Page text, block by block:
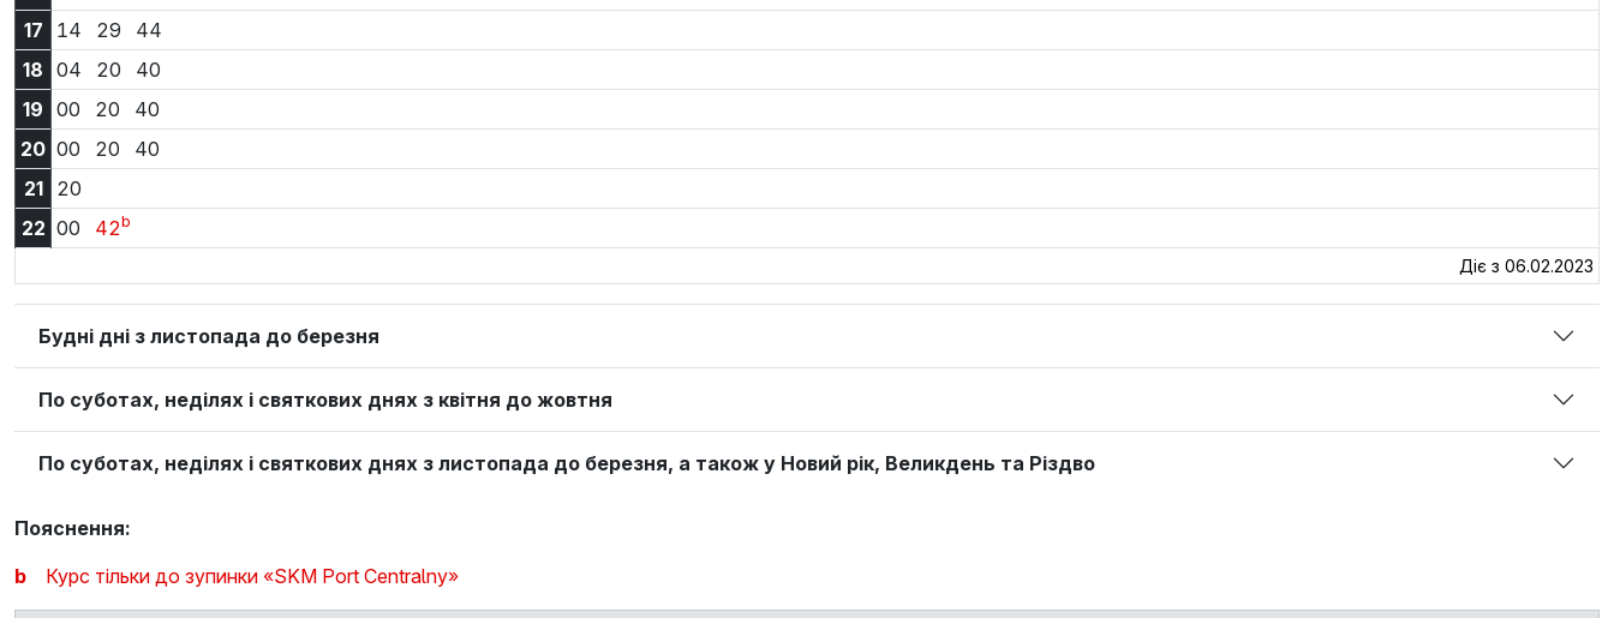
17
14 17:14
29 17:29
44
18 04 18:04
20 18:20
40
19 00 19:00
20 19:20
40
20 00 20:00
20 20:20
40
21
20
22 00 22:00
42b
Діє з 06.02.2023
Будні дні з листопада до березня
По суботах, неділях і святкових днях з квітня до жовтня
По суботах, неділях і святкових днях з листопада до березня, а також у Новий рік, Великдень та Різдво
Пояснення:
b
Курс тільки до зупинки «SKM Port Centralny»